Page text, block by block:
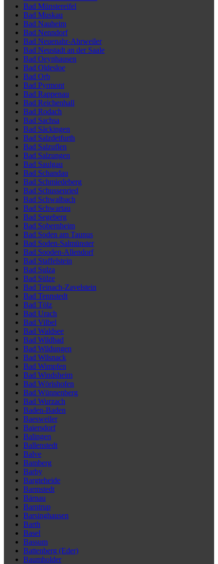
Bad Münstereifel
Bad Muskau
Bad Nauheim
Bad Nenndorf
Bad Neuenahr-Ahrweiler
Bad Neustadt an der Saale
Bad Oeynhausen
Bad Oldesloe
Bad Orb
Bad Pyrmont
Bad Rappenau
Bad Reichenhall
Bad Rodach
Bad Sachsa
Bad Säckingen
Bad Salzdetfurth
Bad Salzuflen
Bad Salzungen
Bad Saulgau
Bad Schandau
Bad Schmiedeberg
Bad Schussenried
Bad Schwalbach
Bad Schwartau
Bad Segeberg
Bad Sobernheim
Bad Soden am Taunus
Bad Soden-Salmünster
Bad Sooden-Allendorf
Bad Staffelstein
Bad Sulza
Bad Sülze
Bad Teinach-Zavelstein
Bad Tennstedt
Bad Tölz
Bad Urach
Bad Vilbel
Bad Waldsee
Bad Wildbad
Bad Wildungen
Bad Wilsnack
Bad Wimpfen
Bad Windsheim
Bad Wörishofen
Bad Wünnenberg
Bad Wurzach
Baden-Baden
Baesweiler
Baiersdorf
Balingen
Ballenstedt
Balve
Bamberg
Barby
Bargteheide
Barmstedt
Bärnau
Barntrup
Barsinghausen
Barth
Basel
Bassum
Battenberg (Eder)
Baumholder